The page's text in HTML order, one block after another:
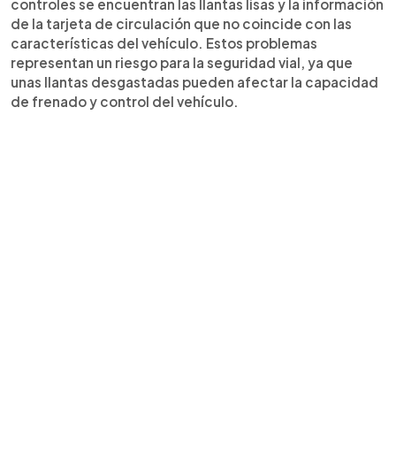
controles se encuentran las llantas lisas y la información
de la tarjeta de circulación que no coincide con las
características del vehículo. Estos problemas
representan un riesgo para la seguridad vial, ya que
unas llantas desgastadas pueden afectar la capacidad
de frenado y control del vehículo.